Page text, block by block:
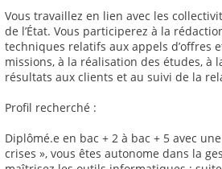
Vous travaillez en lien avec les
de l’État. Vous participerez à la
techniques relatifs aux appels d’offres
missions, à la réalisation des études, à
résultats aux clients et au suivi de la
Profil recherché :
Diplômé.e en bac + 2 à bac + 5 avec
crises », vous êtes autonome dans la